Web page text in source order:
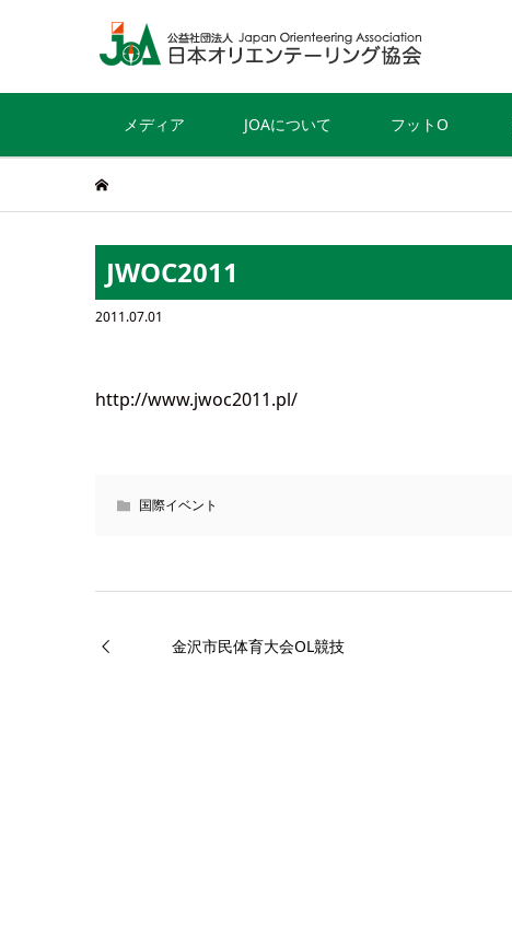
メディア JOAについて フットO
JWOC2011
2011.07.01
http://www.jwoc2011.pl/
国際イベント
金沢市民体育大会OL競技